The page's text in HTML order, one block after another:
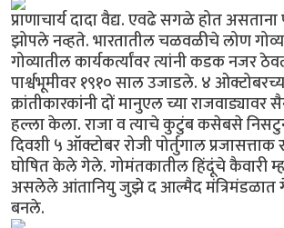
प्राणाचार्य दादा वैद्य. एवढे सगळे होत
झोपले नव्हते. भारतातील चळवळीचे लोण
गोव्यातील कार्यकर्त्यांवर त्यांनी कडक नजर
पार्श्वभूमीवर १९१० साल उजाडले. ४
क्रांतीकारकांनी दों मानुएल च्या राजवाड्यावर
हल्ला केला. राजा व त्याचे कुटुंब कसेबसे
दिवशी ५ ऑक्टोबर रोजी पोर्तुगाल
घोषित केले गेले. गोमंतकातील हिंदूंचे कैवारी
असलेले आंतानियु जुझे द आल्मैद मंत्रिमंडळात
बनले.